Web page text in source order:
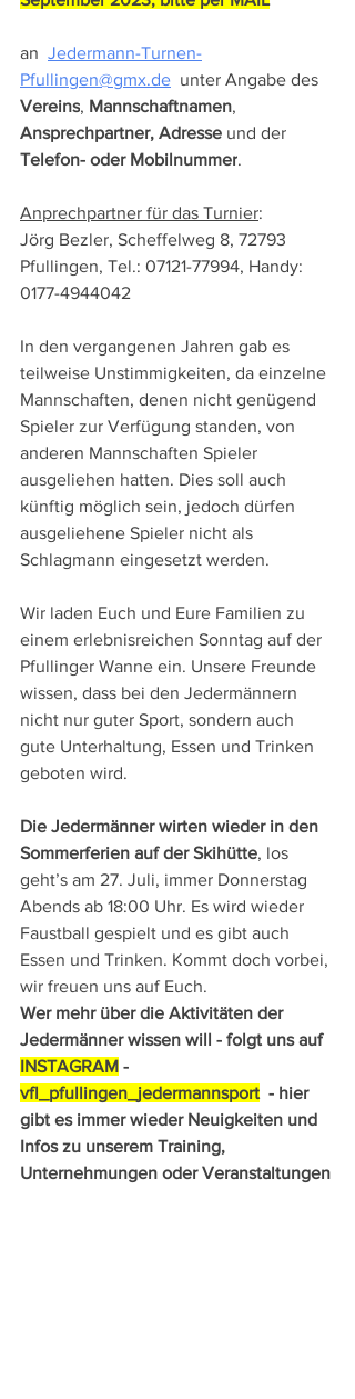
an Jedermann-Turnen-
Pfullingen@gmx.de
  unter Angabe des
Vereins, Mannschaftnamen,
Ansprechpartner, Adresse und der
Telefon- oder Mobilnummer.
Anprechpartner für das Turnier:
Jörg Bezler, Scheffelweg 8, 72793
Pfullingen, Tel.: 07121-77994, Handy:
0177-4944042
In den vergangenen Jahren gab es
teilweise Unstimmigkeiten, da einzelne
Mannschaften, denen nicht genügend
Spieler zur Verfügung standen, von
anderen Mannschaften Spieler
ausgeliehen hatten. Dies soll auch
künftig möglich sein, jedoch dürfen
ausgeliehene Spieler nicht als
Schlagmann eingesetzt werden.
Wir laden Euch und Eure Familien zu
einem erlebnisreichen Sonntag auf der
Pfullinger Wanne ein. Unsere Freunde
wissen, dass bei den Jedermännern
nicht nur guter Sport, sondern auch
gute Unterhaltung, Essen und Trinken
geboten wird.
Die Jedermänner wirten wieder in den
Sommerferien auf der Skihütte, los
geht’s am 27. Juli, immer Donnerstag
Abends ab 18:00 Uhr. Es wird wieder
Faustball gespielt und es gibt auch
Essen und Trinken. Kommt doch vorbei,
wir freuen uns auf Euch.
Wer mehr über die Aktivitäten der
Jedermänner wissen will - folgt uns auf
INSTAGRAM -
vfl_pfullingen_jedermannsport
  - hier
gibt es immer wieder Neuigkeiten und
Infos zu unserem Training,
Unternehmungen oder Veranstaltungen